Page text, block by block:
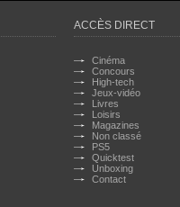
ACCÈS DIRECT
Cinéma
Concours
High-tech
Jeux-vidéo
Livres
Loisirs
Magazines
Non classé
PS5
Quicktest
Unboxing
Contact